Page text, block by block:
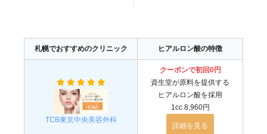
札幌でおすすめのクリニック ヒアルロン酸の特徴
TCB東京中央美容外科
クーポンで初回0円
資生堂が原料を提供する
ヒアルロン酸を採用
1cc 8,960円
詳細を見る